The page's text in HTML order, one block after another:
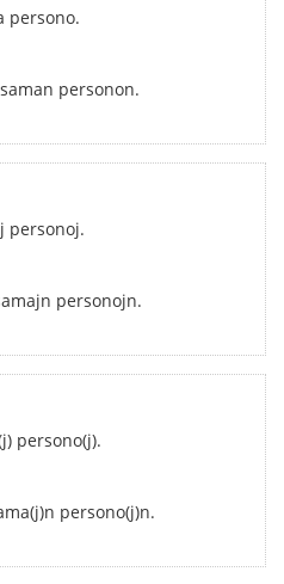
persono.
personon.
personoj.
personojn.
persono(j).
persono(j)n.